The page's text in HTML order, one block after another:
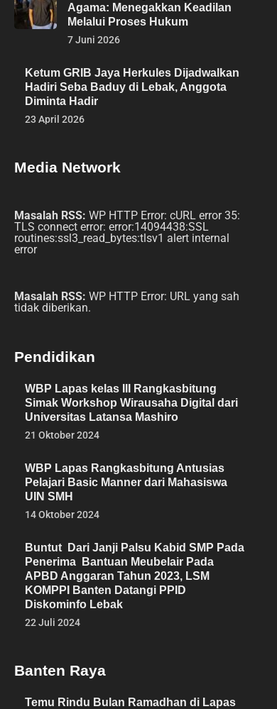
Agama: Menegakkan Keadilan
Melalui Proses Hukum
7 Juni 2026
Ketum GRIB Jaya Herkules Dijadwalkan
Hadiri Seba Baduy di Lebak, Anggota
Diminta Hadir
23 April 2026
Media Network
Masalah RSS: WP HTTP Error: cURL error 35:
TLS connect error: error:14094438:SSL
routines:ssl3_read_bytes:tlsv1 alert internal
error
Masalah RSS: WP HTTP Error: URL yang sah
tidak diberikan.
Pendidikan
WBP Lapas kelas III Rangkasbitung
Simak Workshop Wirausaha Digital dari
Universitas Latansa Mashiro
21 Oktober 2024
WBP Lapas Rangkasbitung Antusias
Pelajari Basic Manner dari Mahasiswa
UIN SMH
14 Oktober 2024
Buntut Dari Janji Palsu Kabid SMP Pada
Penerima Bantuan Meubelair Pada
APBD Anggaran Tahun 2023, LSM
KOMPPI Banten Datangi PPID
Diskominfo Lebak
22 Juli 2024
Banten Raya
Temu Rindu Bulan Ramadhan di Lapas